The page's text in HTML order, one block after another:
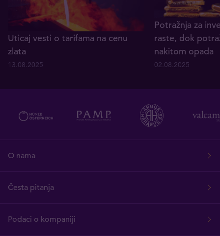
Uticaj vesti o tarifama na cenu
zlata
13.08.2025
Potražnja za
raste, dok
nakitom opada
02.08.2025
O nama
Česta pitanja
Podaci o kompaniji